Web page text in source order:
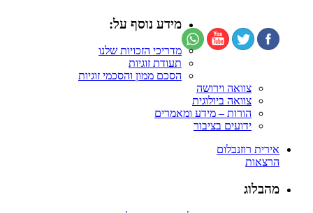
מידע נוסף על:
מדריכי הזכויות שלנו
תעודת זוגיות
הסכם ממון והסכמי זוגיות
צוואה וירושה
צוואה ביולוגית
הורות – מידע ומאמרים
ידועים בציבור
אירית רוזנבלום
הרצאות
מהבלוג